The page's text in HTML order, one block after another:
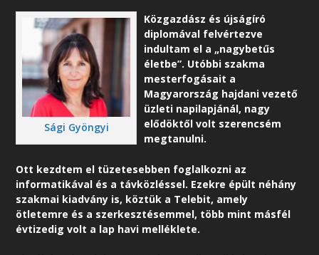
Sági Gyöngyi
Közgazdász és újságíró
diplomával felvértezve
indultam el a „nagybetűs
életbe”. Utóbbi szakma
mesterfogásait a
Magyarország hajdani vezető
üzleti napilapjánál, nagy
elődöktől volt szerencsém
megtanulni.
Ott kezdtem el tüzetesebben foglalkozni az
informatikával és a távközléssel. Ezekre épült néhány
szakmai kiadvány is, köztük a Telebit, amely
ötletemre és a szerkesztésemmel, több mint másfél
évtizedig volt a lap havi melléklete.